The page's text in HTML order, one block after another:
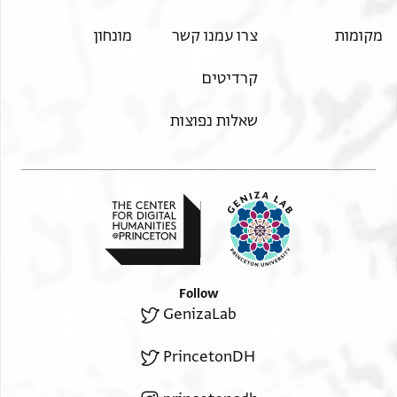
وقد كتبت لحضرته عدة كتب من نهروارة ومن هاهنا ولم
ذلك لخير وسلامة وقد كنت منتظر كتابه يصل بما اعول
اهـ]ـل(؟) مصر واخبار الطريق ايضا وقد وصل الشيخ ابو
. . . . . . . . ا]خبار الناس ومن مات ومن عاش وحمدنا
الله وشكرناه
] الكتب من مصر لنعرف ما تصل من اخبار
] ويتفضل يعرفنا كيف جرت امور
] امورهم ايضا في المضي الى جدة
מקומות צרו עמנו קשר
קרדיטים
שאלות נפוצות
מונחון
Follow
GenizaLab
PrincetonDH